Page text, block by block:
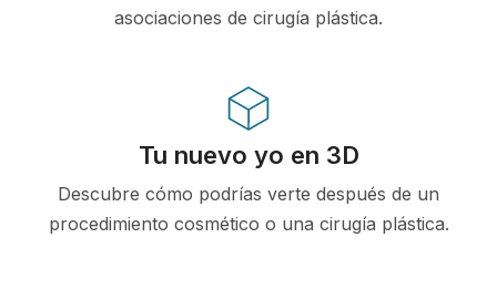
asociaciones de cirugía plástica.
Tu nuevo yo en 3D
Descubre cómo podrías verte después de un
procedimiento cosmético o una cirugía plástica.